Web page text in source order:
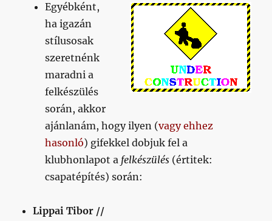
Egyébként,
ha igazán
stílusosak
szeretnénk
maradni a
felkészülés
során, akkor
ajánlanám, hogy ilyen (vagy ehhez
hasonló) gifekkel dobjuk fel a
klubhonlapot a felkészülés (értitek:
csapatépítés) során:
Lippai Tibor //